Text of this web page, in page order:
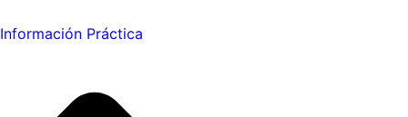
Información Práctica